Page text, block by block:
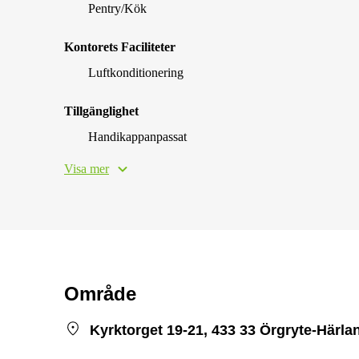
Pentry/Kök
Kontorets Faciliteter
Luftkonditionering
Tillgänglighet
Handikappanpassat
Visa mer
Område
Kyrktorget 19-21, 433 33 Örgryte-